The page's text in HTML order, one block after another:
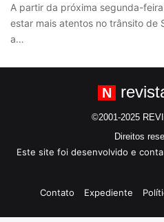
A partir da próxima segunda-
estar mais atentos no trânsito de
a…
N
©2001-2025
Direitos
Este site foi desenvolvido e
Contato Expediente